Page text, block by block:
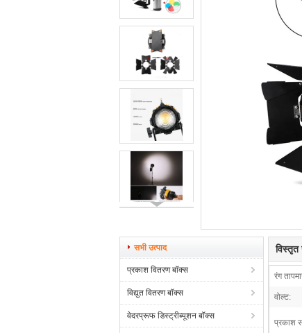
सभी उत्पाद
प्रकाश वितरण बॉक्स
विद्युत वितरण बॉक्स
वेदरप्रूफ डिस्ट्रीब्यूशन बॉक्स
विस्तृत
रंग
वोल्ट:
प्रकाश